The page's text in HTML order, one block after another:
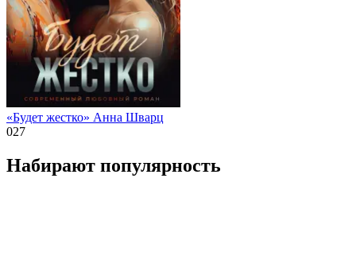
«Будет жестко» Анна Шварц
027
Набирают популярность